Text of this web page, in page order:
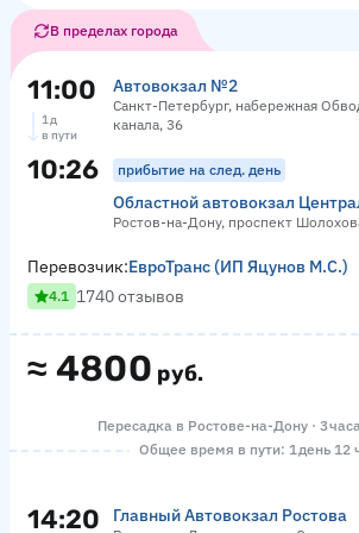
В пределах города
11:00 Автовокзал №2
Санкт-Петербург, набережная
канала, 36
1 д
в пути
10:26 прибытие на след. день
Областной автовокзал
Ростов-на-Дону, проспект
≈ 4800 руб.
Перевозчик:ЕвроТранс (ИП Яцунов М.С.)
4.1 1740 отзывов
Пересадка в Ростове-на-Дону · 3
Общее время в пути: 1 день 12
14:20 Главный Автовокзал Ростова